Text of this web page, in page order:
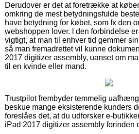
Derudover er det at foretrække at
omkring de mest betydningsfulde
have betydning for købet, som fx den
webshoppen lover. I den forbindelse
vigtigt, at man til enhver tid gemmer
så man fremadrettet vil kunne
2017 digitizer assembly, uanset om
til en kvinde eller mand.
Trustpilot frembyder temmelig
beskue mange eksisterende kunders
foreslåes det, at du udforsker e-
iPad 2017 digitizer assembly forinden